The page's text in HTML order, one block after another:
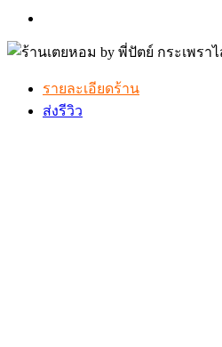
รายละเอียดร้าน
ส่งรีวิว